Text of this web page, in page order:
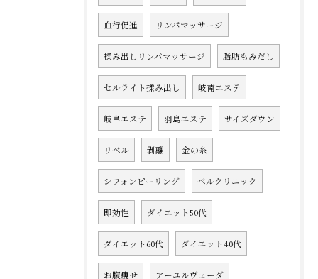
血行促進 リンパマッサージ
揉み出しリンパマッサージ 脂肪もみだし
セルライト揉み出し 岐南エステ
岐阜エステ 羽島エステ サイズダウン
リベル 剥離 金の糸
シフォンピーリング ベルクリニック
即効性 ダイエット50代
ダイエット60代 ダイエット40代
お腹痩せ アーユルヴェーダ